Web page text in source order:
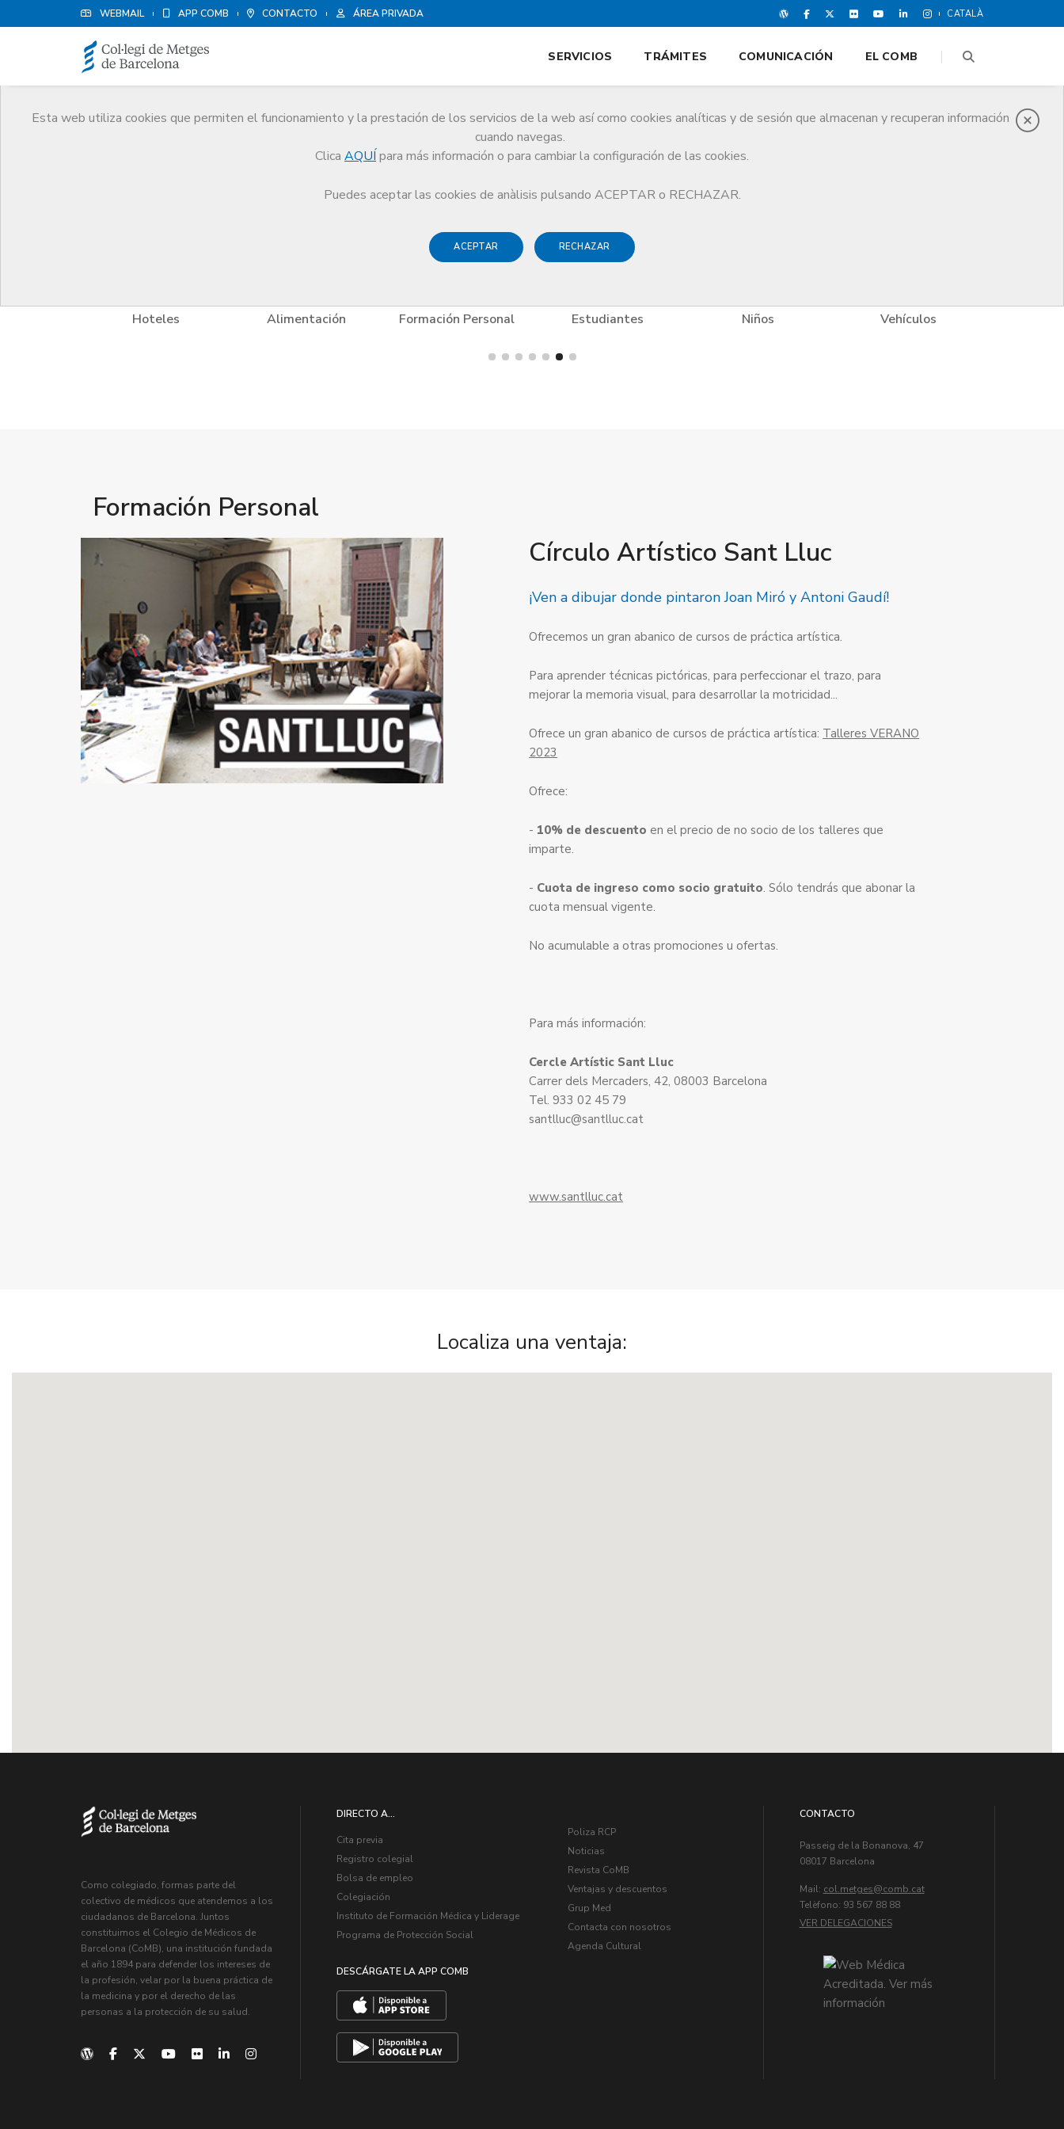
WEBMAIL APP COMB CONTACTO ÁREA PRIVADA CATALÀ
Esta web utiliza cookies que permiten el funcionamiento y la prestación de los servicios de la web así como cookies analíticas y de sesión que almacenan y recuperan información
cuando navegas.
Clica AQUÍ para más información o para cambiar la configuración de las cookies.
Puedes aceptar las cookies de anàlisis pulsando ACEPTAR o RECHAZAR.
ACEPTAR RECHAZAR
SERVICIOS TRÁMITES COMUNICACIÓN EL COMB
Ventajas y descuentos Formación Personal Círculo Artístico Sant Lluc
Hoteles Alimentación Formación Personal Estudiantes Niños Vehículos
Formación Personal
Círculo Artístico Sant Lluc
¡Ven a dibujar donde pintaron Joan Miró y Antoni Gaudí!
Ofrecemos un gran abanico de cursos de práctica artística.
Para aprender técnicas pictóricas, para perfeccionar el trazo, para
mejorar la memoria visual, para desarrollar la motricidad...
Ofrece un gran abanico de cursos de práctica artística: Talleres VERANO
2023
Ofrece:
- 10% de descuento en el precio de no socio de los talleres que
imparte.
- Cuota de ingreso como socio gratuito. Sólo tendrás que abonar la
cuota mensual vigente.
No acumulable a otras promociones u ofertas.
Para más información:
Cercle Artístic Sant Lluc
Carrer dels Mercaders, 42, 08003 Barcelona
Tel. 933 02 45 79
santlluc@santlluc.cat
www.santlluc.cat
Localiza una ventaja:
Como colegiado, formas parte del
colectivo de médicos que atendemos a los
ciudadanos de Barcelona. Juntos
constituimos el Colegio de Médicos de
Barcelona (CoMB), una institución fundada
el año 1894 para defender los intereses de
la profesión, velar por la buena práctica de
la medicina y por el derecho de las
personas a la protección de su salud.
DIRECTO A...
Cita previa
Registro colegial
Bolsa de empleo
Colegiación
Instituto de Formación Médica y Liderage
Programa de Protección Social
DESCÁRGATE LA APP COMB
Poliza RCP
Noticias
Revista CoMB
Ventajas y descuentos
Grup Med
Contacta con nosotros
Agenda Cultural
CONTACTO
Passeig de la Bonanova, 47
08017 Barcelona
Mail: col.metges
Telèfono: 93 567 88 88
VER DELEGACIONES